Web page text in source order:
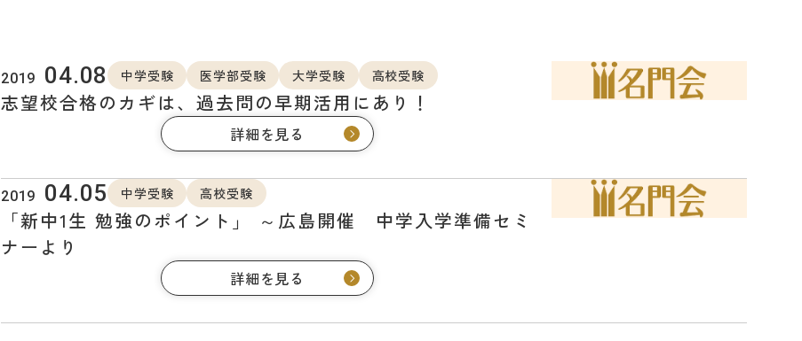
2019 04.08 中学受験 医学部受験 大学受験 高校受験
志望校合格のカギは、過去問の早期活用にあり！
詳細を見る
2019 04.05 中学受験 高校受験
「新中1生 勉強のポイント」 ～広島開催 中学入学準備セミ
ナーより
詳細を見る